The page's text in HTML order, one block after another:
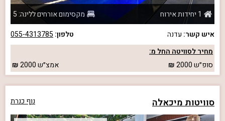
1 יחידות אירוח
מקסימום אורחים ללינה: 5
איש קשר: עדנה טלפון: 055-4313785
מחיר לסוויטה החל מ:
סופ״ש2000 אמצ״ש2000
סוויטות מיכאלה נוף כנרת